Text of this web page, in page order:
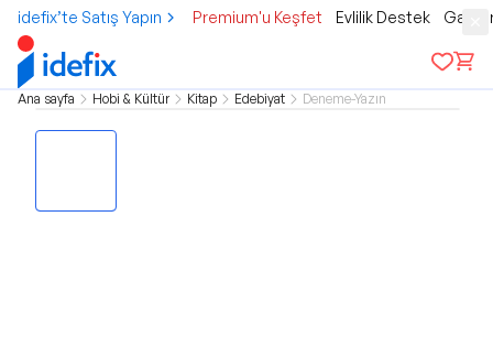
idefix’te Satış Yapın Premium'u Keşfet Evlilik Destek
Ana sayfa Hobi & Kültür Kitap Edebiyat Deneme-Yazın